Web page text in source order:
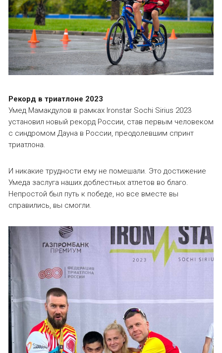
Рекорд в триатлоне 2023
Умед Мамакдулов в рамках Ironstar Sochi Sirius 2023
установил новый рекорд России, став первым человеком
с синдромом Дауна в России, преодолевшим спринт
триатлона.
И никакие трудности ему не помешали. Это достижение
Умеда заслуга наших доблестных атлетов во благо.
Непростой был путь к победе, но все вместе вы
справились, вы смогли.